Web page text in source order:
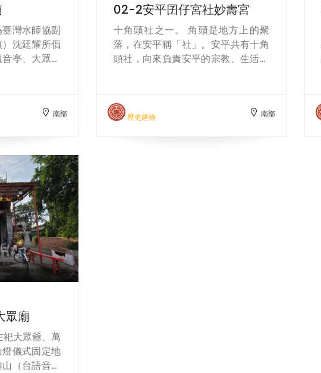
灣水師協副
沈廷耀所倡
亭、大眾廟
隍廟、全臺
府城三座城南部
02-2安平囝仔宮社妙壽宮
十角頭社之一。 角頭是地方上的聚
落，在安平稱「社」。安平共有十角
頭社，向來負責安平的宗教、生活事
人，兄名妙，弟名壽，捐地供奉神
像。後於清乾隆二十年建造磚造廟
歷史建物 南部
眾廟
大眾爺、萬
儀式固定地
（台語音：